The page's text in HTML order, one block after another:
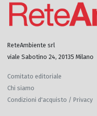
ReteAmbiente srl
viale Sabotino 24, 20135 Milano
Comitato editoriale
Chi siamo
Condizioni d'acquisto / Privacy